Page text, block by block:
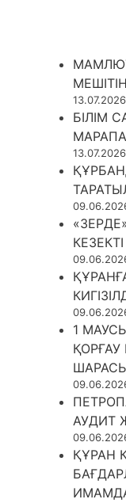
13.07.2026
БІЛІМ
13.07.2026
1
АУДИТ
ҚҰРАН